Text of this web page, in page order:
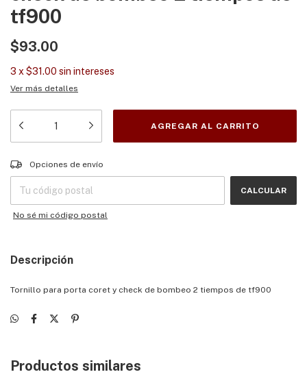
tf900
$93.00
3 x $31.00 sin intereses
Ver más detalles
Entregas para el CP:
Opciones de envío
CALCULAR
No sé mi código postal
Descripción
Tornillo para porta coret y check de bombeo 2 tiempos de tf900
Productos similares